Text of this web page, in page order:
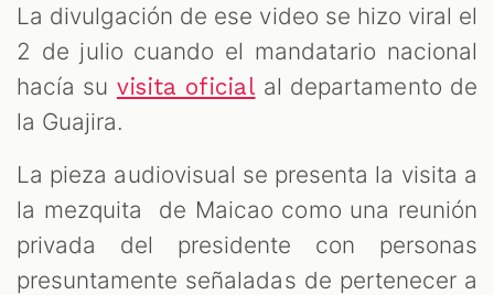
La divulgación de ese video se hizo viral el
2 de julio cuando el mandatario nacional
hacía su visita oficialal departamento de
la Guajira.
La pieza audiovisual se presenta la visita a
la mezquita de Maicao como una reunión
privada del presidente con personas
presuntamente señaladas de pertenecer a